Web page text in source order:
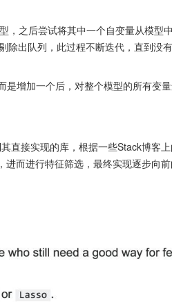
，之后尝试将其中一个自变量从模型
出队列，此过程不断迭代，直到没
是增加一个后，对整个模型的所有变
直接实现的库，根据一些Stack博客
而进行特征筛选，最终实现逐步向